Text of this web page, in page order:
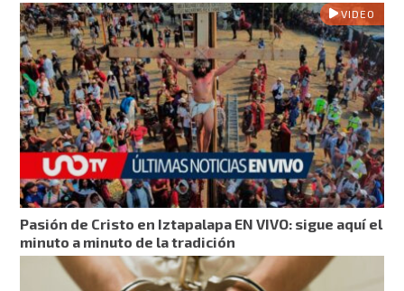
VIDEO
Pasión de Cristo en Iztapalapa EN VIVO: sigue aquí el
minuto a minuto de la tradición